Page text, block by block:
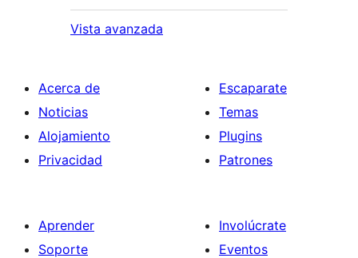
Vista avanzada
Acerca de
Noticias
Alojamiento
Privacidad
Escaparate
Temas
Plugins
Patrones
Aprender
Soporte
Involúcrate
Eventos